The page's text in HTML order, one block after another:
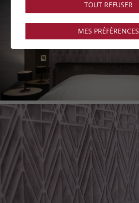
TOUT REFUSER
MES PRÉFÉRENCES